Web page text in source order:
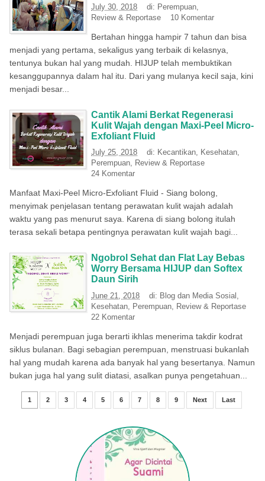
July 30, 2018 di: Perempuan
Review & Reportase
10 Komentar
Bertahan hingga hampir 7 tahun dan bisa
menjadi yang pertama, sekaligus yang terbaik di kelasnya,
tentunya bukan hal yang mudah. HIJUP telah membuktikan
kesanggupannya dalam hal itu. Dari yang mulanya kecil saja, kini
menjadi besar...
Cantik Alami Berkat Regenerasi
Kulit Wajah dengan Maxi-Peel Micro-
Exfoliant Fluid
July 25, 2018 di: Kecantikan, Kesehatan,
Perempuan, Review & Reportase
24 Komentar
Manfaat Maxi-Peel Micro-Exfoliant Fluid - Siang bolong,
menyimak penjelasan tentang perawatan kulit wajah adalah
waktu yang pas menurut saya. Karena di siang bolong itulah
terasa sekali betapa pentingnya perawatan kulit wajah bagi...
Ngobrol Sehat dan Flat Lay Bebas
Worry Bersama HIJUP dan Softex
Daun Sirih
June 21, 2018 di: Blog dan Media Sosial ,
Kesehatan, Perempuan, Review & Reportase
22 Komentar
Menjadi perempuan juga berarti ikhlas menerima takdir kodrat
siklus bulanan. Bagi sebagian perempuan, menstruasi bukanlah
hal yang mudah karena ada banyak hal yang besertanya. Namun
bukan juga hal yang sulit diatasi, asalkan punya pengetahuan...
1 2 3 4 5 6 7 8 9 Next Last